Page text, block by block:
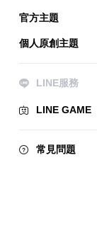
官方主題
個人原創主題
LINE服務
LINE GAME
常見問題